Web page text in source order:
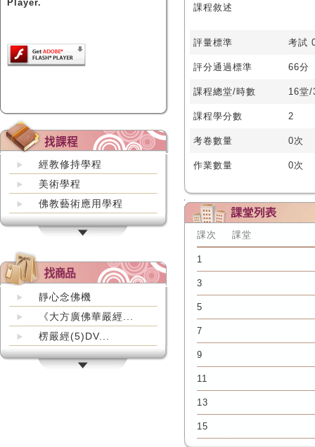
Player.
經教修持學程
美術學程
佛教藝術應用學程
靜心念佛機
《大方廣佛華嚴經...
楞嚴經(5)DV...
課程敘述
評量標準 考試
評分通過標準 66分
課程總堂/時數 16堂/
課程學分數 2
考卷數量 0次
作業數量 0次
課次 課堂
1
3
5
7
9
11
13
15